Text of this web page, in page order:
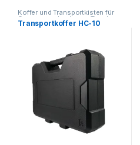
Koffer und Transportkisten für
Gegensprechanlagen,Taschen
und Transportkoffer
Transportkoffer HC-10